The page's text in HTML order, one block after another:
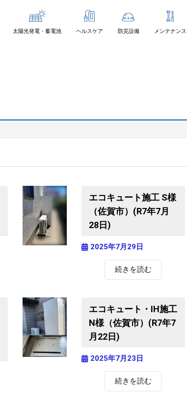
太陽光発電・蓄電池 ヘルスケア 防災設備 メンテナンス
エコキュート施工 S様
（佐賀市）(R7年7月
28日)
2025年7月29日
続きを読む
エコキュート・IH施工
N様（佐賀市）(R7年7
月22日)
2025年7月23日
続きを読む